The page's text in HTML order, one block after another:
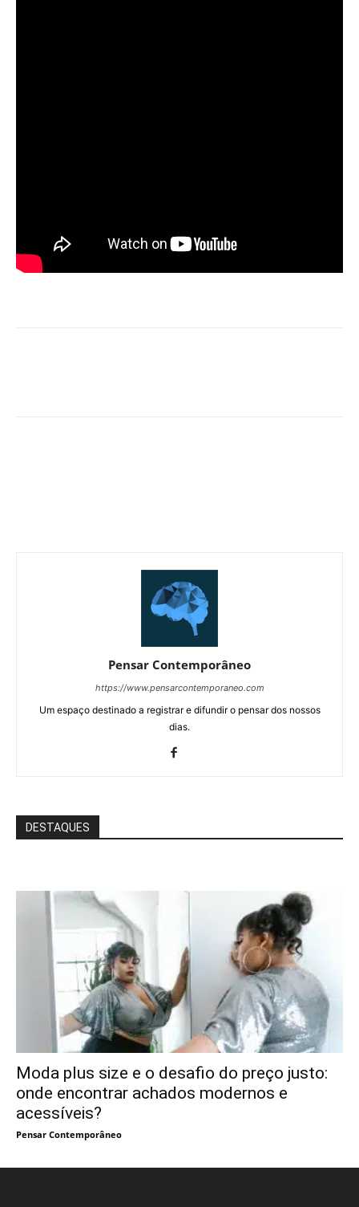
Pensar Contemporâneo
https://www.pensarcontemporaneo.com
Um espaço destinado a registrar e difundir o pensar dos nossos
dias.
DESTAQUES
Moda plus size e o desafio do preço justo:
onde encontrar achados modernos e
acessíveis?
Pensar Contemporâneo